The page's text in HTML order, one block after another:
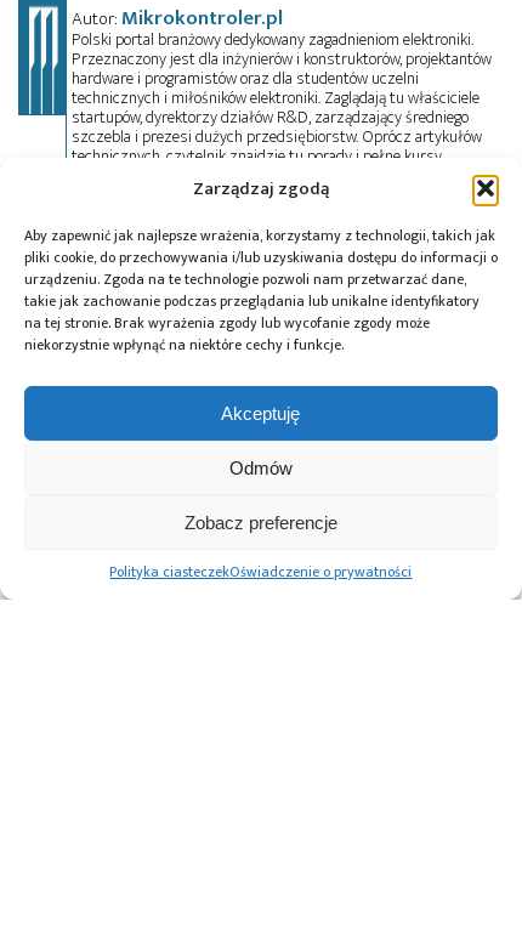
Zarządzaj zgodą
Aby zapewnić jak najlepsze wrażenia, korzystamy z technologii, takich jak
pliki cookie, do przechowywania i/lub uzyskiwania dostępu do informacji o
urządzeniu. Zgoda na te technologie pozwoli nam przetwarzać dane,
takie jak zachowanie podczas przeglądania lub unikalne identyfikatory
na tej stronie. Brak wyrażenia zgody lub wycofanie zgody może
niekorzystnie wpłynąć na niektóre cechy i funkcje.
Akceptuję
Odmów
Zobacz preferencje
Polityka ciasteczekOświadczenie o prywatności
Autor:Mikrokontroler.pl
Polski portal branżowy dedykowany zagadnieniom elektroniki.
Przeznaczony jest dla inżynierów i konstruktorów, projektantów
hardware i programistów oraz dla studentów uczelni
technicznych i miłośników elektroniki. Zaglądają tu właściciele
startupów, dyrektorzy działów R&D, zarządzający średniego
szczebla i prezesi dużych przedsiębiorstw. Oprócz artykułów
technicznych, czytelnik znajdzie tu porady i pełne kursy
przedmiotowe, informacje o trendach w elektronice, a także
oferty pracy. Przeczyta wywiady, przejrzy aktualności z branży w
kraju i na świecie oraz zadeklaruje swój udział w wydarzeniach,
szkoleniach i konferencjach. Mikrokontroler.pl pełni również rolę
patrona medialnego imprez targowych, konkursów, hackathonów
i seminariów. Zapraszamy do współpracy!
Tagi:ILOT,Łukasiewicz - Instytut Lotnictwa
rakietowy,TLPD